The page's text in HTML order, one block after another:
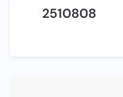
2510808